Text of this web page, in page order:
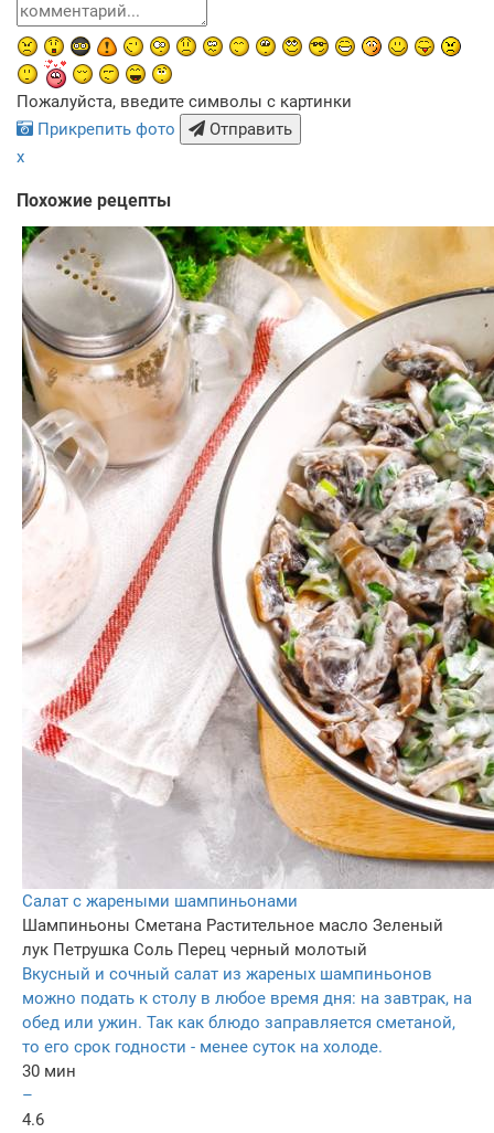
Пожалуйста, введите символы с картинки
Прикрепить фото
Отправить
x
Похожие рецепты
Салат с жареными шампиньонами
Шампиньоны Сметана Растительное масло Зеленый
лук Петрушка Соль Перец черный молотый
Вкусный и сочный салат из жареных шампиньонов
можно подать к столу в любое время дня: на завтрак, на
обед или ужин. Так как блюдо заправляется сметаной,
то его срок годности - менее суток на холоде.
30 мин
–
4.6